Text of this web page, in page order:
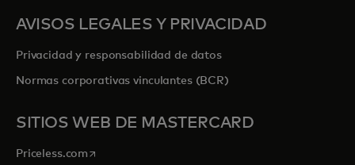
AVISOS LEGALES Y PRIVACIDAD
Privacidad y responsabilidad de datos
Normas corporativas vinculantes (BCR)
SITIOS WEB DE MASTERCARD
Priceless.com se abre en una pestaña nueva